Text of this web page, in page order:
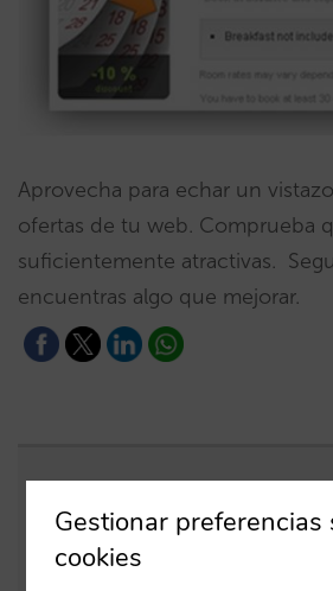
Aprovecha para echar un
ofertas de tu web. Comprueba
suficientemente atractivas.
encuentras algo que mejorar.
Descubre el nuevo motor de
Gestionar preferencias
cookies